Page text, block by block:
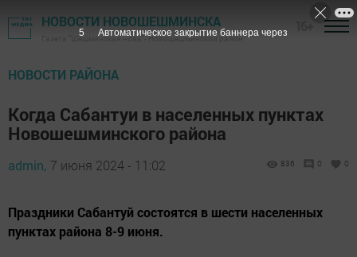
НОВОСТИ НОВОШЕШМИНСКА
Газета "Шешминская новь" - Новошешминский район
НОВОСТИ РАЙОНА
Когда Сабантуи в населенных пунктах
Новошешминского района
admin, 7 июня 2024 - 11:02 836 0 0
Праздники Сабантуй состоятся в шести населенных
пунктах района 8-9 июня.
4 Автоматическое закрытие баннера через